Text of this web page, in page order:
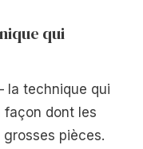
qui
la technique qui
façon dont les
pièces.